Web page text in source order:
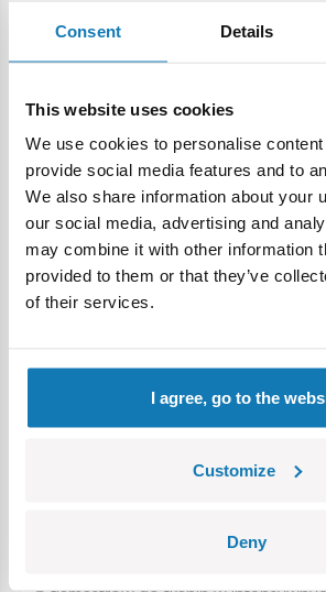
Consent Details
This website uses cookies
We use cookies to personalise
provide social media features and to
We also share information about your
our social media, advertising and
may combine it with other information
provided to them or that they’ve
of their services.
I agree, go to the
Customize
Deny
praktyczny – pomieści ulubione
czy przekąski. To idealny towarzysz na
wyjścia do przedszkola czy
Jest lekki, pojemny i wygodny, z
regulowanymi szelkami, które dostosują
dziecka.
Zabawa dla całej rodziny
świetna okazja do wspólnego,
Mama, tata czy starsze rodzeństwo
ozdabianiu, tworząc razem z
Plecak do kolorowania z postaciami z